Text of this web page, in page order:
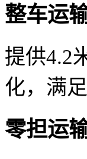
整车运
提供4.2
化，满
零担运